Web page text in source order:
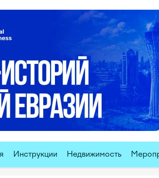
Инструкции Недвижимость